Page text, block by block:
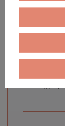
Biżuterię
BOVEM